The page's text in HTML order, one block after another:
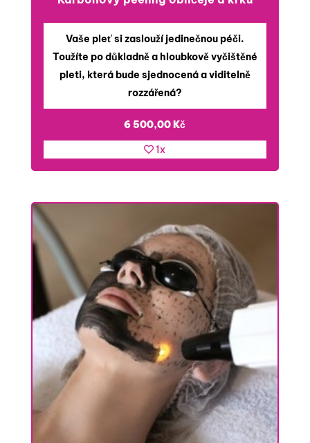
Vaše pleť si zaslouží jedinečnou péči.
Toužíte po důkladně a hloubkově vyčištěné
pleti, která bude sjednocená a viditelně
rozzářená?
6 500,00Kč
1x